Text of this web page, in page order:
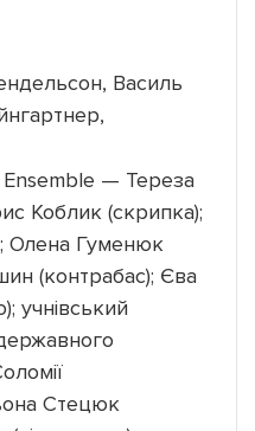
Василь
Ensemble — Тереза
Коблик (скрипка);
Олена Гуменюк
(контрабас); Єва
учнівський
Стецюк